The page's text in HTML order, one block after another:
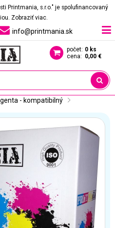
Printmania, s.r.o." je spolufinancovaný
Zobraziť viac.
info@printmania.sk
počet: 0 ks
cena: 0,00 €
- kompatibilný